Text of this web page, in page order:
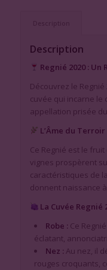
Description
Regnié 2020 : Un
Découvrez le
cuvée qui incarne le
appellation prisée
L’Âme du Terroir
Ce Regnié est le
vignes prospèrent
caractéristiques de
donnent naissance
La Cuvée Regnié
Robe : Ce
éclatant,
Nez : Au nez, il
rouges croquants,